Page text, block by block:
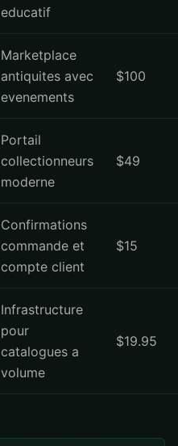
educatif
Marketplace
antiquites avec
evenements
$100
Portail
collectionneurs
moderne
$49
Confirmations
commande et
compte client
$15
Infrastructure
pour
catalogues a
volume
$19.95